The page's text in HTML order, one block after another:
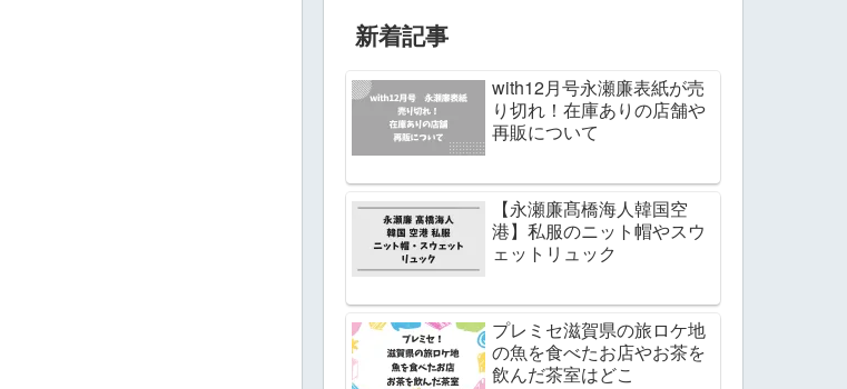
新着記事
with12月号永瀬廉表紙が売
り切れ！在庫ありの店舗や
再販について
【永瀬廉髙橋海人韓国空
港】私服のニット帽やスウ
ェットリュック
プレミセ滋賀県の旅ロケ地
の魚を食べたお店やお茶を
飲んだ茶室はどこ